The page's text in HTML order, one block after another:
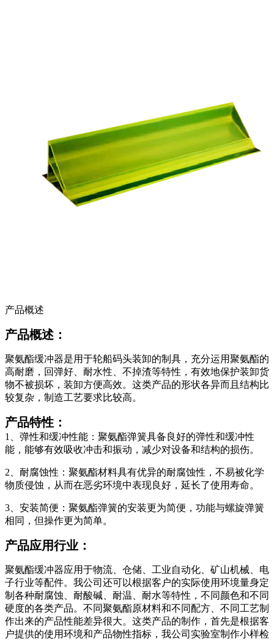
产品概述
产品概述：
聚氨酯缓冲器是用于轮船码头装卸的制具，充分运用聚氨酯的
高耐磨，回弹好、耐水性、不掉渣等特性，有效地保护装卸货
物不被损坏，装卸方便高效。这类产品的形状各异而且结构比
较复杂，制造工艺要求比较高。
产品特性：
1、弹性和缓冲性能：聚氨酯弹簧具备良好的弹性和缓冲性
能，能够有效吸收冲击和振动，减少对设备和结构的损伤。
2、耐腐蚀性：聚氨酯材料具有优异的耐腐蚀性，不易被化学
物质侵蚀，从而在恶劣环境中表现良好，延长了使用寿命。
3、安装简便：聚氨酯弹簧的安装更为简便，功能与螺旋弹簧
相同，但操作更为简单。
产品应用行业：
聚氨酯缓冲器应用于物流、仓储、工业自动化、矿山机械、电
子行业等配件。我公司还可以根据客户的实际使用环境量身定
制各种耐腐蚀、耐酸碱、耐温、耐水等特性，不同颜色和不同
硬度的各类产品。不同聚氨酯原材料和不同配方、不同工艺制
作出来的产品性能差异很大。这类产品的制作，首先是根据客
户提供的使用环境和产品物性指标，我公司实验室制作小样检